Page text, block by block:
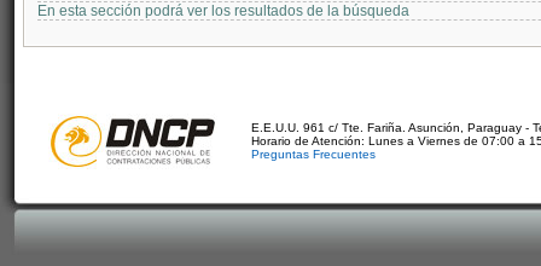
En esta sección podrá ver los resultados de la búsqueda
E.E.U.U. 961 c/ Tte. Fariña. Asunción, Paraguay -
Horario de Atención: Lunes a Viernes de 07:00 a
Preguntas Frecuentes